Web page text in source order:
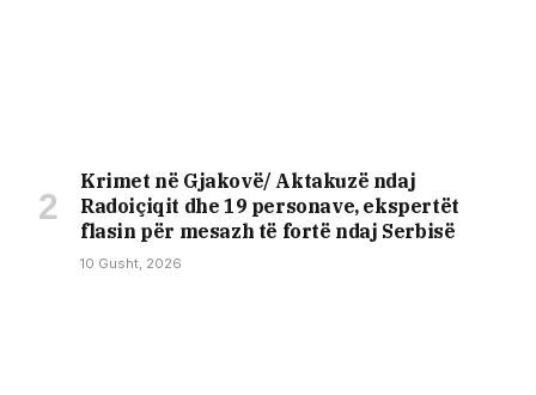
Krimet në Gjakovë/ Aktakuzë ndaj
Radoiçiqit dhe 19 personave, ekspertët
flasin për mesazh të fortë ndaj Serbisë
10 Gusht, 2026